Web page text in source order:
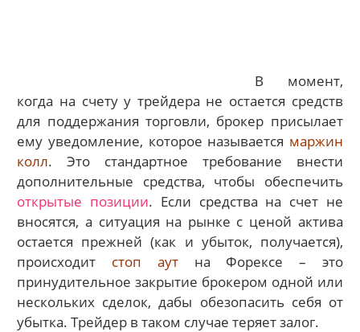
В момент,
когда на счету у трейдера не остается средств
для поддержания торговли, брокер присылает
ему уведомление, которое называется маржин
колл. Это стандартное требование внести
дополнительные средства, чтобы обеспечить
открытые позиции. Если средства на счет не
вносятся, а ситуация на рынке с ценой актива
остается прежней (как и убыток, получается),
происходит стоп аут на Форексе – это
принудительное закрытие брокером одной или
нескольких сделок, дабы обезопасить себя от
убытка. Трейдер в таком случае теряет залог.